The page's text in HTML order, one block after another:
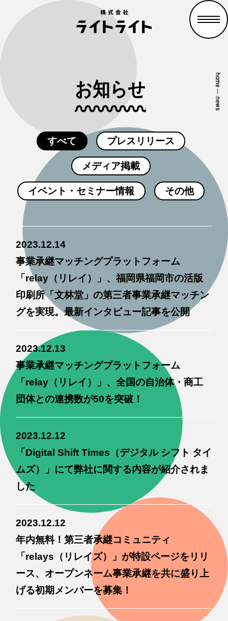
お知らせ home
—
news
すべて プレスリリース
メディア掲載
イベント・セミナー情報 その他
2023.12.14
事業承継マッチングプラットフォーム
「relay（リレイ）」、福岡県福岡市の活版
印刷所「文林堂」の第三者事業承継マッチン
グを実現。最新インタビュー記事を公開
2023.12.13
事業承継マッチングプラットフォーム
「relay（リレイ）」、全国の自治体・商工
団体との連携数が50を突破！
2023.12.12
「Digital Shift Times（デジタル シフト タイ
ムズ）」にて弊社に関する内容が紹介されま
した
2023.12.12
年内無料！第三者承継コミュニティ
「relays（リレイズ）」が特設ページをリリ
ース、オープンネーム事業承継を共に盛り上
げる初期メンバーを募集！